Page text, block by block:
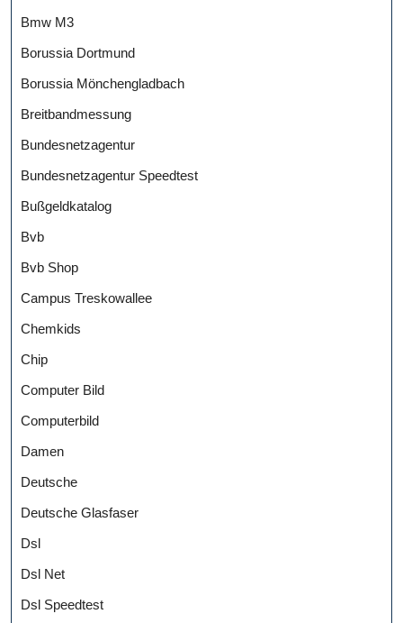
Bmw M3
Borussia Dortmund
Borussia Mönchengladbach
Breitbandmessung
Bundesnetzagentur
Bundesnetzagentur Speedtest
Bußgeldkatalog
Bvb
Bvb Shop
Campus Treskowallee
Chemkids
Chip
Computer Bild
Computerbild
Damen
Deutsche
Deutsche Glasfaser
Dsl
Dsl Net
Dsl Speedtest